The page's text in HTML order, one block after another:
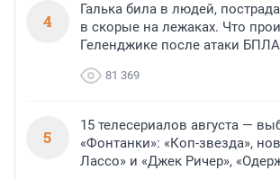
4
Галька била в людей,
в скорые на лежаках. Что
Геленджике после атаки БПЛА
81 369
5
15 телесериалов августа —
«Фонтанки»: «Коп-звезда»,
Лассо» и «Джек Ричер»,